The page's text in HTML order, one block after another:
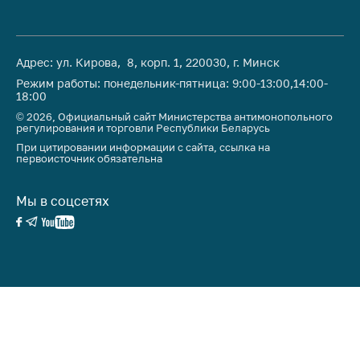
Адрес: ул. Кирова, 8, корп. 1, 220030, г. Минск
Режим работы: понедельник-пятница: 9:00-13:00,14:00-
18:00
© 2026, Официальный сайт Министерства антимонопольного
регулирования и торговли Республики Беларусь
При цитировании информации с сайта, ссылка на
первоисточник обязательна
Мы в соцсетях